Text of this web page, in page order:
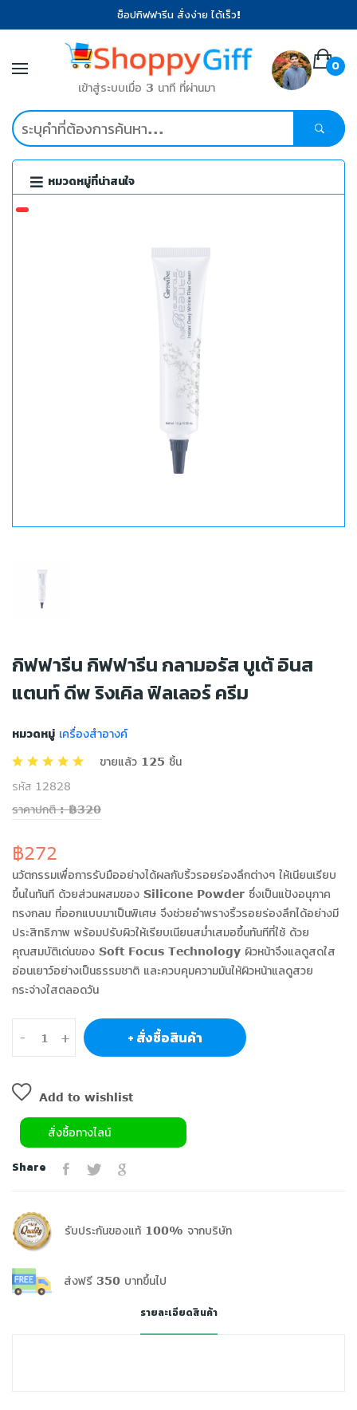
ช็อปกิฟฟารีน สั่งง่าย ได้เร็ว!
เข้าสู่ระบบเมื่อ 3 นาที ที่ผ่านมา
0
หมวดหมู่ที่น่าสนใจ
กิฟฟารีน กิฟฟารีน กลามอรัส บูเต้ อินส
แตนท์ ดีพ ริงเคิล ฟิลเลอร์ ครีม
หมวดหมู่ เครื่องสำอางค์
ขายแล้ว 125 ชิ้น
รหัส 12828
ราคาปกติ : ฿320
฿272
นวัตกรรมเพื่อการรับมืออย่างได้ผลกับริ้วรอยร่องลึกต่างๆ ให้เนียนเรียบ
ขึ้นในทันที ด้วยส่วนผสมของ Silicone Powder ซึ่งเป็นแป้งอนุภาค
ทรงกลม ที่ออกแบบมาเป็นพิเศษ จึงช่วยอำพรางริ้วรอยร่องลึกได้อย่างมี
ประสิทธิภาพ พร้อมปรับผิวให้เรียบเนียนสม่ำเสมอขึ้นทันทีที่ใช้ ด้วย
คุณสมบัติเด่นของ Soft Focus Technology ผิวหน้าจึงแลดูสดใส
อ่อนเยาว์อย่างเป็นธรรมชาติ และควบคุมความมันให้ผิวหน้าแลดูสวย
กระจ่างใสตลอดวัน
- + + สั่งซื้อสินค้า
Add to wishlist
สั่งซื้อทางไลน์
Share
รับประกันของแท้ 100% จากบริษัท
ส่งฟรี 350 บาทขึ้นไป
รายละเอียดสินค้า